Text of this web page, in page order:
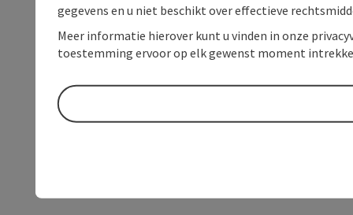
gegevens en u niet beschikt over effectieve
Meer informatie hierover kunt u vinden in onze
toestemming ervoor op elk gewenst moment